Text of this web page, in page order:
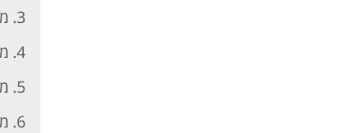
מ 13 ימים ועד 17 יום – 1900 ₪.
מ 18 ימים ועד 30 יום – 2700 ₪.
מ 31 ימים ועד 60 יום – 4000 ₪.
מעל